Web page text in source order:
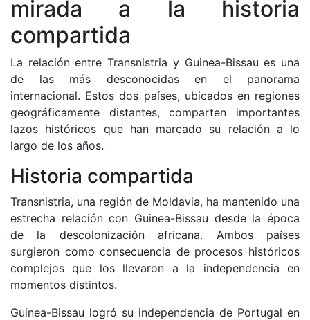
mirada a la historia
compartida
La relación entre Transnistria y Guinea-Bissau es una
de las más desconocidas en el panorama
internacional. Estos dos países, ubicados en regiones
geográficamente distantes, comparten importantes
lazos históricos que han marcado su relación a lo
largo de los años.
Historia compartida
Transnistria, una región de Moldavia, ha mantenido una
estrecha relación con Guinea-Bissau desde la época
de la descolonización africana. Ambos países
surgieron como consecuencia de procesos históricos
complejos que los llevaron a la independencia en
momentos distintos.
Guinea-Bissau logró su independencia de Portugal en